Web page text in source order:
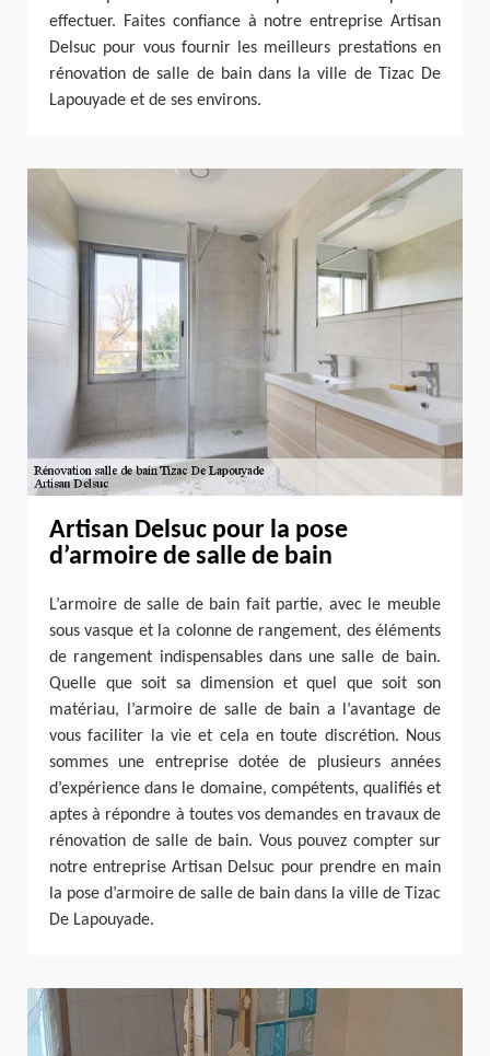
effectuer. Faites confiance à notre entreprise Artisan
Delsuc pour vous fournir les meilleurs prestations en
rénovation de salle de bain dans la ville de Tizac De
Lapouyade et de ses environs.
Artisan Delsuc pour la pose
d’armoire de salle de bain
L’armoire de salle de bain fait partie, avec le meuble
sous vasque et la colonne de rangement, des éléments
de rangement indispensables dans une salle de bain.
Quelle que soit sa dimension et quel que soit son
matériau, l’armoire de salle de bain a l’avantage de
vous faciliter la vie et cela en toute discrétion. Nous
sommes une entreprise dotée de plusieurs années
d’expérience dans le domaine, compétents, qualifiés et
aptes à répondre à toutes vos demandes en travaux de
rénovation de salle de bain. Vous pouvez compter sur
notre entreprise Artisan Delsuc pour prendre en main
la pose d’armoire de salle de bain dans la ville de Tizac
De Lapouyade.